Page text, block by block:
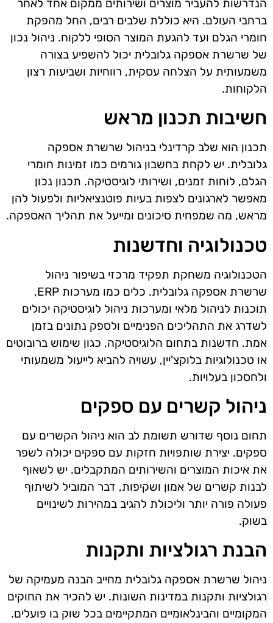
הנדרשות להעביר מוצרים ושירותים ממקום אחד לאחר
ברחבי העולם. היא כוללת שלבים רבים, החל מהפקת
חומרי הגלם ועד להגעת המוצר הסופי ללקוח. ניהול נכון
של שרשרת אספקה גלובלית יכול להשפיע בצורה
משמעותית על הצלחה עסקית, רווחיות ושביעות רצון
הלקוחות.
חשיבות תכנון מראש
תכנון הוא שלב קרדינלי בניהול שרשרת אספקה
גלובלית. יש לקחת בחשבון גורמים כמו זמינות חומרי
הגלם, לוחות זמנים, ושירותי לוגיסטיקה. תכנון נכון
מאפשר לארגונים לצפות בעיות פוטנציאליות ולפעול להן
מראש, מה שמפחית סיכונים ומייעל את תהליך האספקה.
טכנולוגיה וחדשנות
הטכנולוגיה משחקת תפקיד מרכזי בשיפור ניהול
שרשרת אספקה גלובלית. כלים כמו מערכות ERP,
תוכנות לניהול מלאי ומערכות ניהול לוגיסטיקה יכולים
לשדרג את התהליכים הפנימיים ולספק נתונים בזמן
אמת. חדשנות בתחום הלוגיסטיקה, כגון שימוש ברובוטים
או טכנולוגיות בלוקצ'יין, עשויה להביא לייעול משמעותי
ולחסכון בעלויות.
ניהול קשרים עם ספקים
תחום נוסף שדורש תשומת לב הוא ניהול הקשרים עם
ספקים. יצירת שותפויות חזקות עם ספקים יכולה לשפר
את איכות המוצרים והשירותים המתקבלים. יש לשאוף
לבנות קשרים של אמון ושקיפות, דבר המוביל לשיתוף
פעולה פורה יותר וליכולת להגיב במהירות לשינויים
בשוק.
הבנת רגולציות ותקנות
ניהול שרשרת אספקה גלובלית מחייב הבנה מעמיקה של
רגולציות ותקנות במדינות השונות. יש להכיר את החוקים
המקומיים והבינלאומיים המתקיימים בכל שוק בו פועלים.